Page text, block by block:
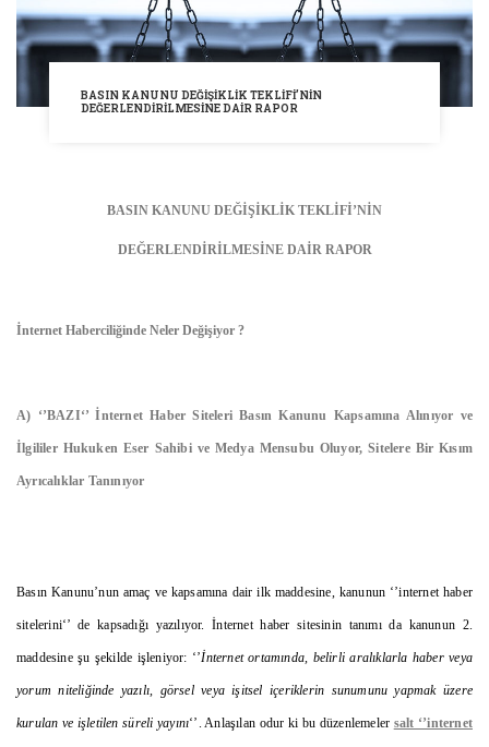
BASIN KANUNU DEĞİŞİKLİK TEKLİFİ’NİN
DEĞERLENDİRİLMESİNE DAİR RAPOR
BASIN KANUNU DEĞİŞİKLİK TEKLİFİ’NİN
DEĞERLENDİRİLMESİNE DAİR RAPOR
İnternet Haberciliğinde Neler Değişiyor ?
A) ‘’BAZI‘’ İnternet Haber Siteleri Basın Kanunu Kapsamına Alınıyor ve
İlgililer Hukuken Eser Sahibi ve Medya Mensubu Oluyor, Sitelere Bir Kısım
Ayrıcalıklar Tanınıyor
Basın Kanunu’nun amaç ve kapsamına dair ilk maddesine, kanunun ‘’internet haber
sitelerini‘’ de kapsadığı yazılıyor. İnternet haber sitesinin tanımı da kanunun 2.
maddesine şu şekilde işleniyor: ‘’İnternet ortamında, belirli aralıklarla haber veya
yorum niteliğinde yazılı, görsel veya işitsel içeriklerin sunumunu yapmak üzere
kurulan ve işletilen süreli yayını‘’. Anlaşılan odur ki bu düzenlemeler salt ‘’internet